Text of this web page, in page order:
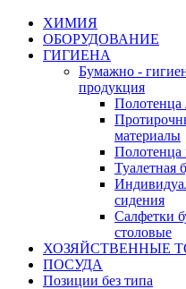
ХИМИЯ
ОБОРУДОВАНИЕ
ГИГИЕНА
Бумажно -
продукция
Полотенца
материалы
Полотенца
Туалетная
сидения
Салфетки
столовые
ХОЗЯЙСТВЕННЫЕ
ПОСУДА
Позиции без типа